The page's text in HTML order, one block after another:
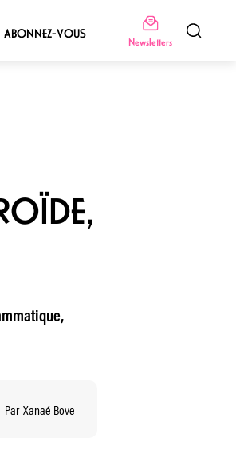
ABONNEZ-VOUS
Newsletters
Par Xanaé Bove